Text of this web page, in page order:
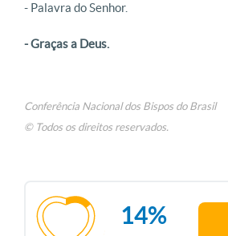
- Palavra do Senhor.
- Graças a Deus.
Conferência Nacional dos Bispos do Brasil
© Todos os direitos reservados.
14%